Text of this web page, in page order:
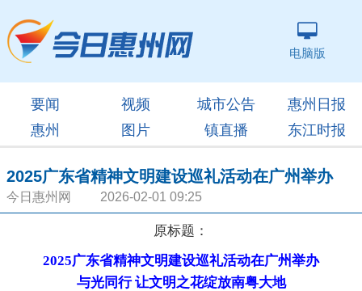
电脑版
要闻 视频 城市公告
惠州日报
惠州
图片 镇直播 东江时报
2025广东省精神文明建设巡礼活动在广州举办
今日惠州网 2026-02-01 09:25
原标题：
2025广东省精神文明建设巡礼活动在广州举办
与光同行 让文明之花绽放南粤大地